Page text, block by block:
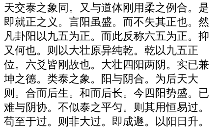
天交泰之象同。又与道体刚用柔之例合。是
即就正之义。言阳虽盛。而不失其正也。然
凡卦阳以九五为正。而此反称六五为正。抑
又何也。则以大壮原异纯乾。乾以九五正
位。六爻皆刚故也。大壮四阳两阴。实已兼
坤之德。类泰之象。阳与阴合。为后天大
则。合而后生。和而后长。今四阳势盛。已
难与阴协。不似泰之平匀。则其用恒易过。
苟至于过。则非大过。即成遯。以阳日升。